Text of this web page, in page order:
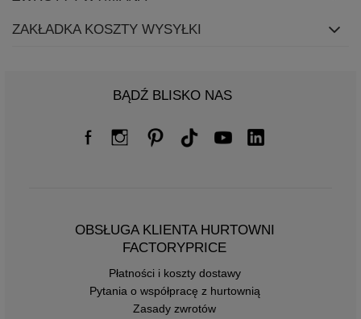
ZAKŁADKA KOSZTY WYSYŁKI
BĄDŹ BLISKO NAS
OBSŁUGA KLIENTA HURTOWNI
FACTORYPRICE
Płatności i koszty dostawy
Pytania o współpracę z hurtownią
Zasady zwrotów